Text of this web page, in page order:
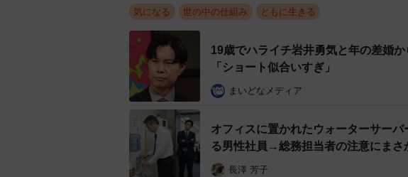
ドアを蹴る、叩くなど直接攻撃をするという人もい
ァァァァさん）
この投稿は、子どもの行動に対する大人の対応や、プ
て考えさせられる内容として注目を集めています。
で、SNS上では厳しい意見も多く見られ、同じ出来
なることが浮き彫りになりました。子どもの好奇心
気になる 世の中の仕組み ともに生きる
19歳でハライチ岩井勇気と年の差婚
「ショート似合いすぎ」
まいどなメディア
オフィスに置かれたウォーターサー
る男性社員→総務担当者の注意にまさ
長澤 芳子